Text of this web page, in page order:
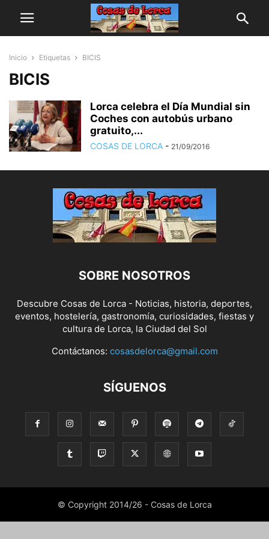
Inicio Etiquetas BICIS
BICIS
Lorca celebra el Día Mundial sin
Coches con autobús urbano
gratuito,...
COSAS DE LORCA - 21/09/2016
SOBRE NOSOTROS
Descubre Cosas de Lorca - Noticias, historia, deportes,
eventos, hostelería, gastronomía, curiosidades, fiestas y
cultura de Lorca, la Ciudad del Sol
Contáctanos: cosasdelorca@gmail.com
SÍGUENOS
© Copyright 2014/26 - Cosas de Lorca